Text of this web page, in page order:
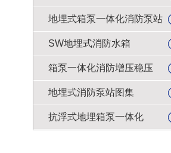
地埋式箱泵一体化消防泵站
SW地埋式消防水箱
箱泵一体化消防增压稳压
地埋式消防泵站图集
抗浮式地埋箱泵一体化